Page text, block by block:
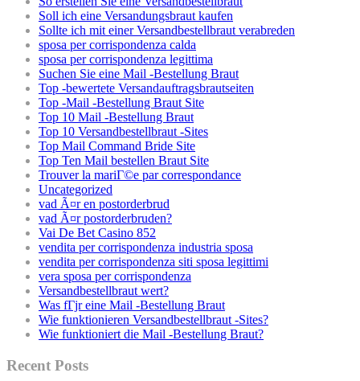
Soll ich eine Versandungsbraut kaufen
Sollte ich mit einer Versandbestellbraut verabreden
sposa per corrispondenza calda
sposa per corrispondenza legittima
Suchen Sie eine Mail -Bestellung Braut
Top -bewertete Versandauftragsbrautseiten
Top -Mail -Bestellung Braut Site
Top 10 Mail -Bestellung Braut
Top 10 Versandbestellbraut -Sites
Top Mail Command Bride Site
Top Ten Mail bestellen Braut Site
Trouver la mariГ©e par correspondance
Uncategorized
vad Ã¤r en postorderbrud
vad Ã¤r postorderbruden?
Vai De Bet Casino 852
vendita per corrispondenza industria sposa
vendita per corrispondenza siti sposa legittimi
vera sposa per corrispondenza
Versandbestellbraut wert?
Was fГјr eine Mail -Bestellung Braut
Wie funktionieren Versandbestellbraut -Sites?
Wie funktioniert die Mail -Bestellung Braut?
Recent Posts